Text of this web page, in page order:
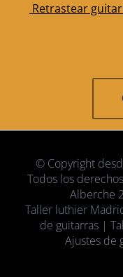
Retrastear
© Copyright
Todos los
Alberche
Taller luthier
de guitarras |
Ajustes de